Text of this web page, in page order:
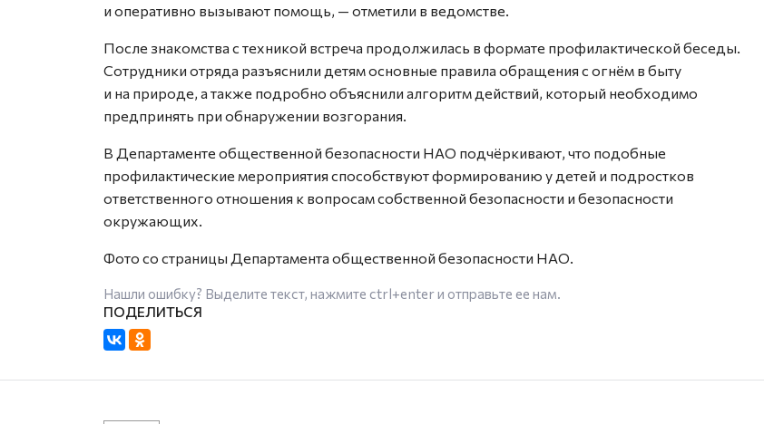
и оперативно вызывают помощь, — отметили в ведомстве.
После знакомства с техникой встреча продолжилась в формате профилактической беседы.
Сотрудники отряда разъяснили детям основные правила обращения с огнём в быту
и на природе, а также подробно объяснили алгоритм действий, который необходимо
предпринять при обнаружении возгорания.
В Департаменте общественной безопасности НАО подчёркивают, что подобные
профилактические мероприятия способствуют формированию у детей и подростков
ответственного отношения к вопросам собственной безопасности и безопасности
окружающих.
Фото со страницы Департамента общественной безопасности НАО.
Нашли ошибку? Выделите текст, нажмите ctrl+enterи отправьте ее нам.